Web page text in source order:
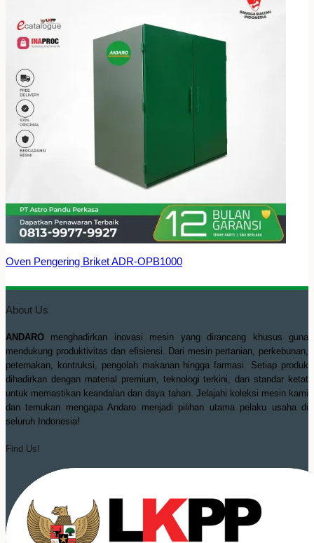
Oven Pengering Briket ADR-OPB1000
About Us
ANDARO menghadirkan inovasi mesin yang dirancang khusus guna
mendukung produktivitas dan efisiensi. Dari mesin pertanian, perkebunan,
peternakan, kontruksi, pengolah makanan hingga farmasi. Setiap produk
dihadirkan dengan material premium, teknologi terkini, dan standar ketat
untuk memastikan keandalan dan daya tahan. Jelajahi koleksi mesin kami
dan temukan mengapa Andaro menjadi pilihan utama pelaku usaha di
seluruh Indonesia!
Find Us!